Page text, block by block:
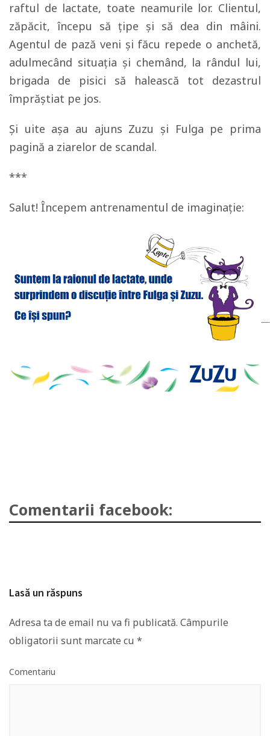
raftul de lactate, toate neamurile lor. Clientul,
zăpăcit, începu să țipe și să dea din mâini.
Agentul de pază veni și făcu repede o anchetă,
adulmecând situația și chemând, la rândul lui,
brigada de pisici să halească tot dezastrul
împrăștiat pe jos.
Și uite așa au ajuns Zuzu și Fulga pe prima
pagină a ziarelor de scandal.
***
Salut! Începem antrenamentul de imaginație:
Comentarii facebook:
Lasă un răspuns
Adresa ta de email nu va fi publicată. Câmpurile
obligatorii sunt marcate cu *
Comentariu